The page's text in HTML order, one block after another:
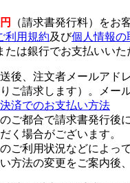
（請求書発行料）をお
利用規約及び個人情報の
たは銀行でお支払いいた
後、注文者メールアド
ご請求します）。メー
済でのお支払い方法
ご都合で請求書発行後
く場合がございます。
ご利用状況などによっ
方法の変更をご案内後